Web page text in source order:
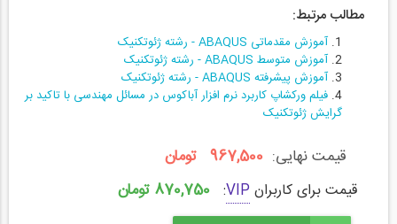
مطالب مرتبط:
آموزش مقدماتی ABAQUS - رشته ژئوتکنیک
آموزش متوسط ABAQUS - رشته ژئوتکنیک
آموزش پیشرفته ABAQUS - رشته ژئوتکنیک
فیلم ورکشاپ كاربرد نرم افزار آباكوس در مسائل مهندسی با تاكيد بر
گرايش ژئوتكنيک
قیمت نهایی: 967,500 تومان
قیمت برای کاربران VIP
: 870,750 تومان